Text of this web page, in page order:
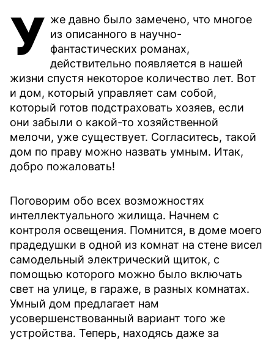
У же давно было замечено, что многое
из описанного в научно-
фантастических романах,
действительно появляется в нашей
жизни спустя некоторое количество лет. Вот
и дом, который управляет сам собой,
который готов подстраховать хозяев, если
они забыли о какой-то хозяйственной
мелочи, уже существует. Согласитесь, такой
дом по праву можно назвать умным. Итак,
добро пожаловать!
Поговорим обо всех возможностях
интеллектуального жилища. Начнем с
контроля освещения. Помнится, в доме моего
прадедушки в одной из комнат на стене висел
самодельный электрический щиток, с
помощью которого можно было включать
свет на улице, в гараже, в разных комнатах.
Умный дом предлагает нам
усовершенствованный вариант того же
устройства. Теперь, находясь даже за